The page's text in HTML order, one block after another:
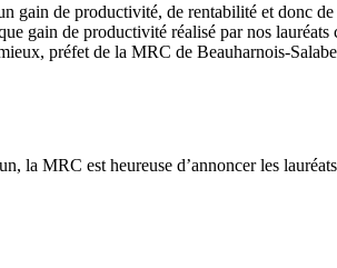
gain de productivité, de rentabilité et donc
gain de productivité réalisé par nos
préfet de la MRC de Beauharnois-
la MRC est heureuse d’annoncer les